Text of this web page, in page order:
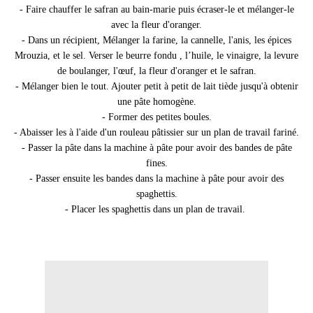
- Faire chauffer le safran au bain-marie puis écraser-le et mélanger-le
avec la fleur d'oranger.
- Dans un récipient, Mélanger la farine, la cannelle, l'anis, les épices
Mrouzia, et le sel. Verser le beurre fondu , l’huile, le vinaigre, la levure
de boulanger, l'œuf, la fleur d'oranger et le safran.
- Mélanger bien le tout. Ajouter petit à petit de lait tiède jusqu'à obtenir
une pâte homogène.
- Former des petites boules.
- Abaisser les à l'aide d'un rouleau pâtissier sur un plan de travail fariné.
- Passer la pâte dans la machine à pâte pour avoir des bandes de pâte
fines.
- Passer ensuite les bandes dans la machine à pâte pour avoir des
spaghettis.
- Placer les spaghettis dans un plan de travail.